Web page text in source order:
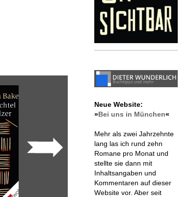
Neue Website:
»Bei uns in München«
Mehr als zwei Jahrzehnte
lang las ich rund zehn
Romane pro Monat und
stellte sie dann mit
Inhaltsangaben und
Kommentaren auf dieser
Website vor. Aber seit